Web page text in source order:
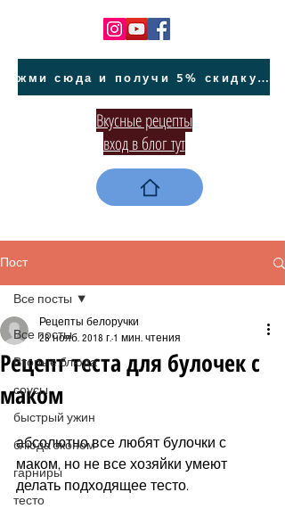
жми сюда и получи 5% скидку на покупку авто на Кипре и автообслуживание
Вкусные рецепты
вход в блог тут
Пост
Все посты
Вторые блюда
соусы
быстрый ужин
блюда эконом
гарниры
тесто
Все посты
Рецепт теста для булочек с
маком
Рецепты белоручки
28 нояб. 2018 г. 1 мин. чтения
абсолютно все любят булочки с
маком, но не все хозяйки умеют
делать подходящее тесто.